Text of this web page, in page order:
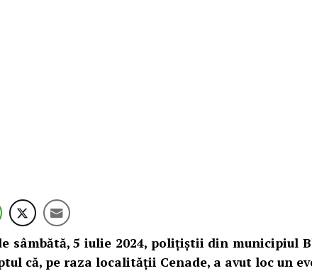
sâmbătă, 5 iulie 2024, polițiștii din municipiul
că, pe raza localității Cenade, a avut loc un